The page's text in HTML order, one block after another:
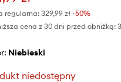
regularna: 329,99 zł-50%
cena z 30 dni przed obniżką:
niebieski
niedostępny